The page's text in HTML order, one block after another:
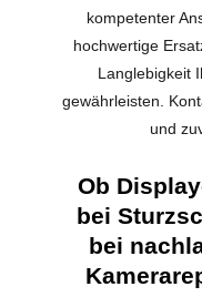
kompetenter
hochwertige
Langlebigkeit
gewährleisten.
und
Ob
bei
bei